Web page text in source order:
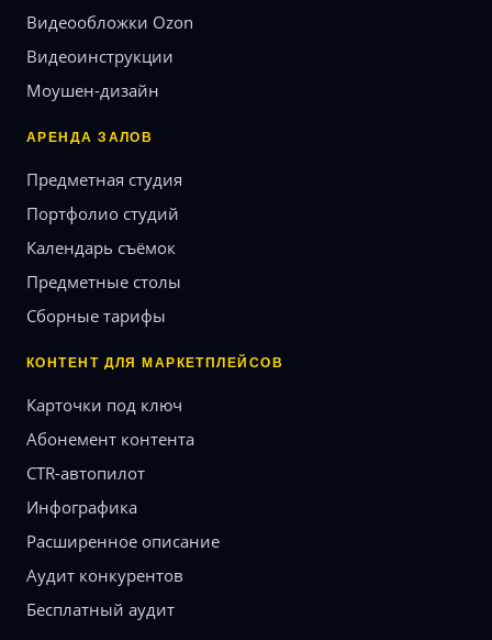
Видеообложки Ozon
Видеоинструкции
Моушен-дизайн
АРЕНДА ЗАЛОВ
Предметная студия
Портфолио студий
Календарь съёмок
Предметные столы
Сборные тарифы
КОНТЕНТ ДЛЯ МАРКЕТПЛЕЙСОВ
Карточки под ключ
Абонемент контента
CTR-автопилот
Инфографика
Расширенное описание
Аудит конкурентов
Бесплатный аудит